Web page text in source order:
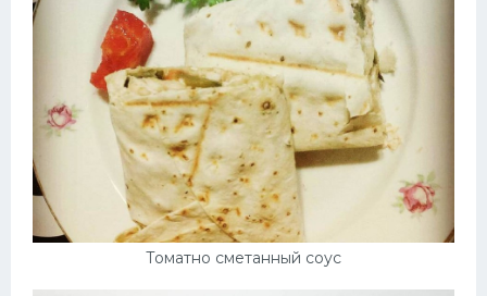
Томатно сметанный соус